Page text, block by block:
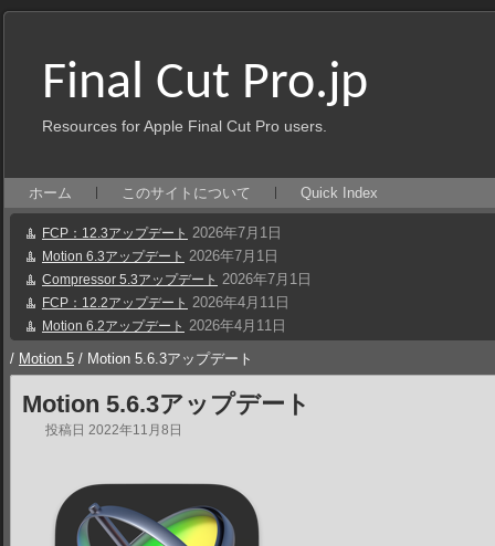
Final Cut Pro.jp
Resources for Apple Final Cut Pro users.
ホーム このサイトについて Quick Index
FCP：12.3アップデート 2026年7月1日
Motion 6.3アップデート 2026年7月1日
Compressor 5.3アップデート 2026年7月1日
FCP：12.2アップデート 2026年4月11日
Motion 6.2アップデート 2026年4月11日
/ Motion 5 / Motion 5.6.3アップデート
Motion 5.6.3アップデート
投稿日 2022年11月8日